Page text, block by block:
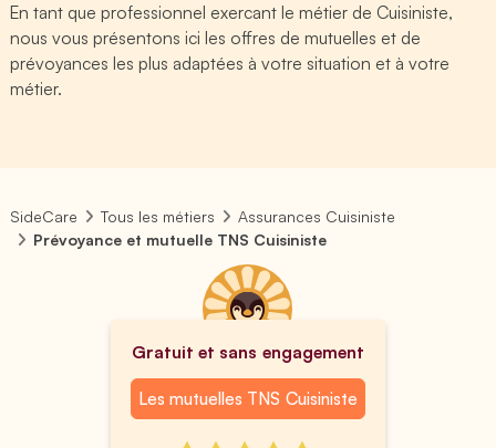
En tant que professionnel exercant le métier de Cuisiniste,
nous vous présentons ici les offres de mutuelles et de
prévoyances les plus adaptées à votre situation et à votre
métier.
SideCare Tous les métiers
Assurances Cuisiniste
Prévoyance et mutuelle TNS Cuisiniste
Gratuit et sans engagement
Les mutuelles TNS Cuisiniste